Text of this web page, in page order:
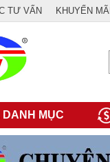
TƯ VẤN KHUYẾN MÃI
MỤC